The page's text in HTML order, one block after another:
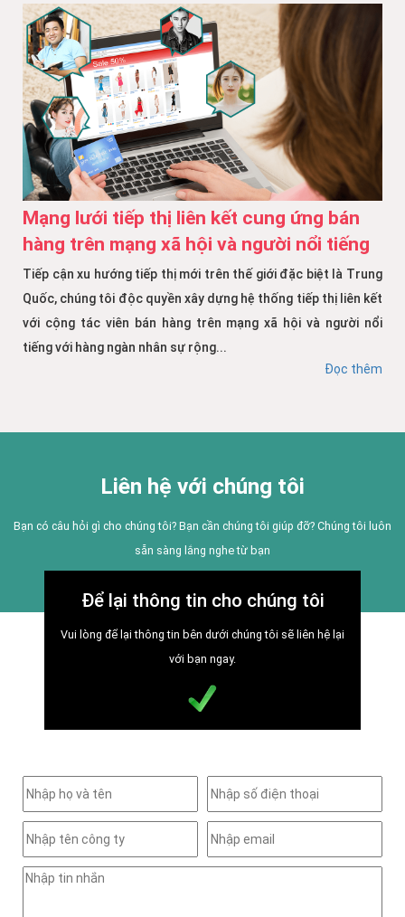
Mạng lưới tiếp thị liên kết cung ứng bán
hàng trên mạng xã hội và người nổi tiếng
Tiếp cận xu hướng tiếp thị mới trên thế giới đặc biệt là Trung
Quốc, chúng tôi độc quyền xây dựng hệ thống tiếp thị liên kết
với cộng tác viên bán hàng trên mạng xã hội và người nổi
tiếng với hàng ngàn nhân sự rộng...
Đọc thêm
Liên hệ với chúng tôi
Bạn có câu hỏi gì cho chúng tôi? Bạn cần chúng tôi giúp đỡ? Chúng tôi luôn
sẵn sàng lắng nghe từ bạn
Để lại thông tin cho chúng tôi
Vui lòng để lại thông tin bên dưới chúng tôi sẽ liên hệ lại
với bạn ngay.